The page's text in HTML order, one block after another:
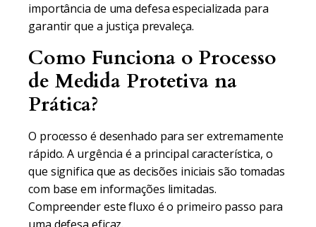
importância de uma defesa especializada para
garantir que a justiça prevaleça.
Como Funciona o Processo
de Medida Protetiva na
Prática?
O processo é desenhado para ser extremamente
rápido. A urgência é a principal característica, o
que significa que as decisões iniciais são tomadas
com base em informações limitadas.
Compreender este fluxo é o primeiro passo para